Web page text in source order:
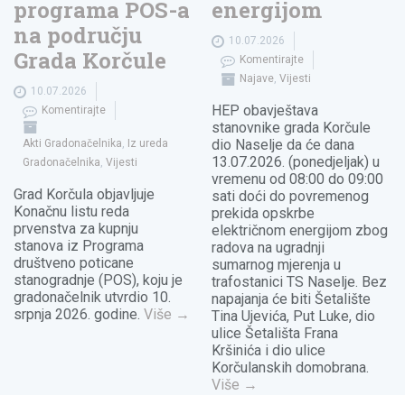
programa POS-a
na području
Grada Korčule
10.07.2026
Komentirajte
Akti Gradonačelnika, Iz ureda
Gradonačelnika, Vijesti
Grad Korčula objavljuje
Konačnu listu reda
prvenstva za kupnju
stanova iz Programa
društveno poticane
stanogradnje (POS), koju je
gradonačelnik utvrdio 10.
srpnja 2026. godine. Više →
energijom
10.07.2026
Komentirajte
Najave,Vijesti
HEP obavještava
stanovnike grada Korčule
dio Naselje da će dana
13.07.2026. (ponedjeljak) u
vremenu od 08:00 do 09:00
sati doći do povremenog
prekida opskrbe
električnom energijom zbog
radova na ugradnji
sumarnog mjerenja u
trafostanici TS Naselje. Bez
napajanja će biti Šetalište
Tina Ujevića, Put Luke, dio
ulice Šetališta Frana
Kršinića i dio ulice
Korčulanskih domobrana.
Više →